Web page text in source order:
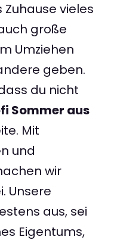
vieles
große
Umziehen
geben.
du nicht
Sommer aus
Mit
und
wir
Unsere
aus, sei
Eigentums,